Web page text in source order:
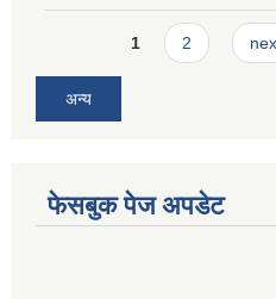
Pages1 2
अन्य
फेसबुक पेज अपडेट